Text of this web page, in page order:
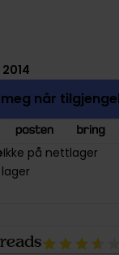
når
Ikke på nettlager